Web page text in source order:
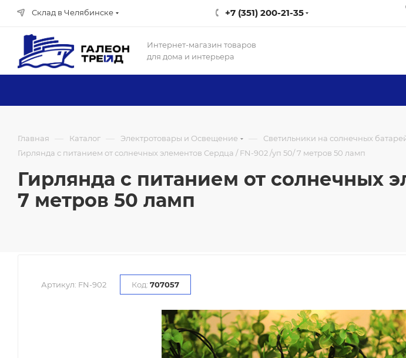
Склад в Челябинске +7 (351) 200-21-35
Интернет-магазин товаров
для дома и интерьера
Главная — Каталог — Электротовары и Освещение — Светильники на солнечных
Гирлянда с питанием от солнечных элементов Сердца / FN-902 /уп 50/ 7 метров 50 ламп
Гирлянда с питанием от солнечных
7 метров 50 ламп
Артикул: FN-902 Код: 707057